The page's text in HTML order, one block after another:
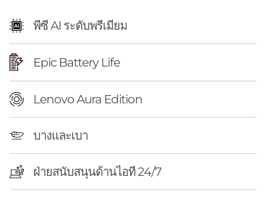
e
พีซี AI ระดับพรีเมียม
Epic Battery Life
Lenovo Aura Edition
บางและเบา
ฝ่ายสนับสนุนด้านไอที 24/7